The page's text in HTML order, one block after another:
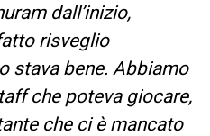
dall’inizio,
risveglio
stava bene. Abbiamo
che poteva giocare,
che ci è mancato